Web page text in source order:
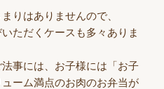
りはありませんので、
ただくケースも多々ありま
事には、お子様には「お子
ーム満点のお肉のお弁当が